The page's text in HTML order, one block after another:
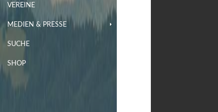
VEREINE
MEDIEN & PRESSE
SUCHE
SHOP